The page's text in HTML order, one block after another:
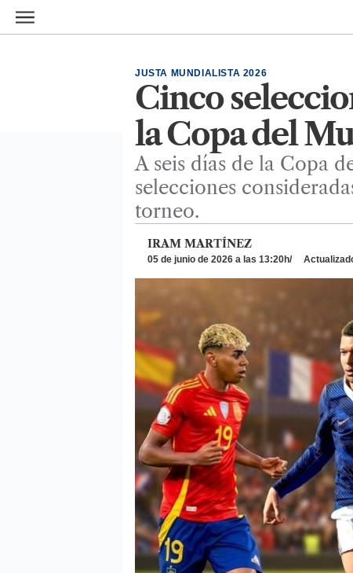
Ir al contenido principal
Cinco
la Copa del
JUSTA MUNDIALISTA 2026
A seis días de la Copa
selecciones
torneo.
IRAM MARTÍNEZ
05 de junio de 2026 a las 13:20h